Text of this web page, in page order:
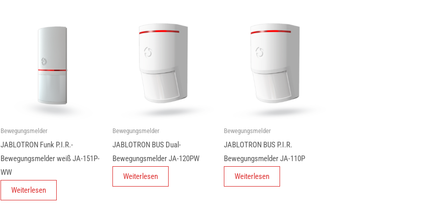
Bewegungsmelder
JABLOTRON Funk P.I.R.-
Bewegungsmelder weiß JA-151P-
WW
Weiterlesen
Bewegungsmelder
JABLOTRON BUS Dual-
Bewegungsmelder JA-120PW
Weiterlesen
Bewegungsmelder
JABLOTRON BUS P.I.R.
Bewegungsmelder JA-110P
Weiterlesen